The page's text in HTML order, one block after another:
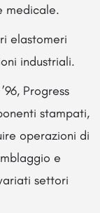
medicale.
elastomeri
industriali.
Progress
stampati,
operazioni di
e
settori